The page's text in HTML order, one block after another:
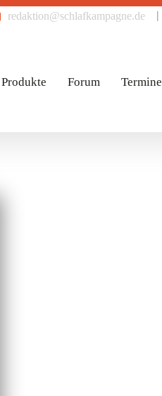
|
redaktion@schlafkampagne.de
Produkte Forum Termine